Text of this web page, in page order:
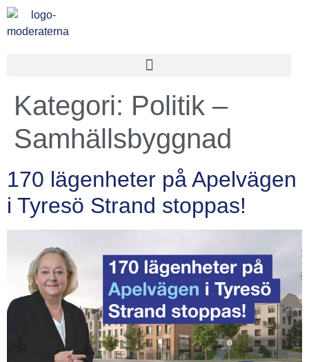
Kategori: Politik –
Samhällsbyggnad
170 lägenheter på Apelvägen
i Tyresö Strand stoppas!